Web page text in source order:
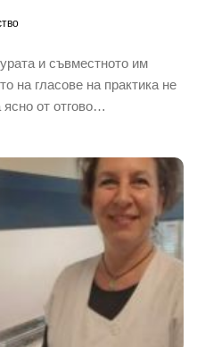
и съвместното им
на гласове на практика не
от отгово…